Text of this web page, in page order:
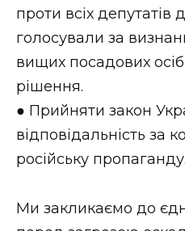
проти всіх
голосували за
вищих посадових
рішення.
● Прийняти закон
відповідальність за
російську пропаганду.
Ми закликаємо до